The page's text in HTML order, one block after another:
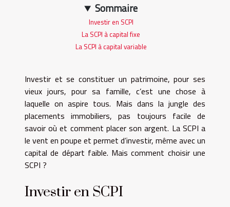
Sommaire
Investir en SCPI
La SCPI à capital fixe
La SCPI à capital variable
Investir et se constituer un patrimoine, pour ses
vieux jours, pour sa famille, c’est une chose à
laquelle on aspire tous. Mais dans la jungle des
placements immobiliers, pas toujours facile de
savoir où et comment placer son argent. La SCPI a
le vent en poupe et permet d’investir, même avec un
capital de départ faible. Mais comment choisir une
SCPI ?
Investir en SCPI